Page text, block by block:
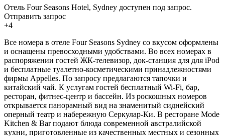
Отель Four Seasons Hotel, Sydney доступен под запрос.
Отправить запрос
+4
Все номера в отеле Four Seasons Sydney со вкусом оформлены
и оснащены превосходными удобствами. Во всех номерах в
распоряжении гостей ЖК-телевизор, док-станция для для iPod
и бесплатные туалетно-косметическими принадлежностями
фирмы Appelles. По запросу предлагаются тапочки и
китайский чай. К услугам гостей бесплатный Wi-Fi, бар,
ресторан, фитнес-центр и бассейн. Из роскошных номеров
открывается панорамный вид на знаменитый сиднейский
оперный театр и набережную Серкулар-Ки. В ресторане Mode
Kitchen & Bar подают блюда современной австралийской
кухни, приготовленные из качественных местных и сезонных